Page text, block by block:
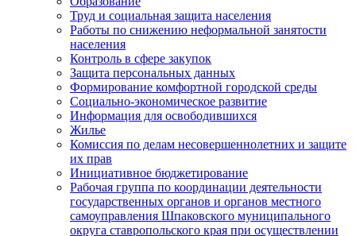
Труд и социальная защита населения
Работы по снижению неформальной занятости
населения
Контроль в сфере закупок
Защита персональных данных
Формирование комфортной городской среды
Социально-экономическое развитие
Информация для освободившихся
Жилье
Комиссия по делам несовершеннолетних и защите
их прав
Инициативное бюджетирование
Рабочая группа по координации деятельности
государственных органов и органов местного
самоуправления Шпаковского муниципального
округа ставропольского края при осуществлении